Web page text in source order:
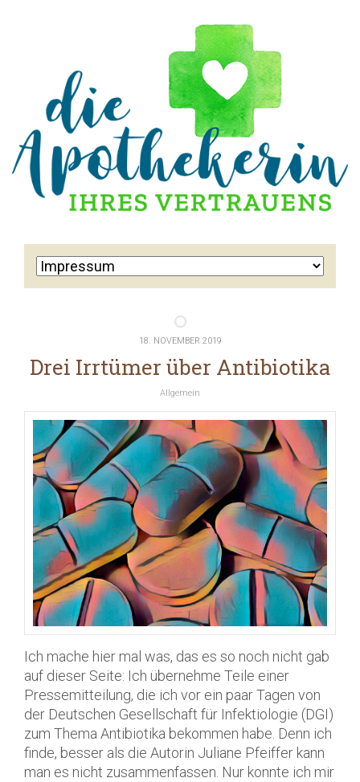
18. NOVEMBER 2019
Drei Irrtümer über Antibiotika
Allgemein
Ich mache hier mal was, das es so noch nicht gab
auf dieser Seite: Ich übernehme Teile einer
Pressemitteilung, die ich vor ein paar Tagen von
der Deutschen Gesellschaft für Infektiologie (DGI)
zum Thema Antibiotika bekommen habe. Denn ich
finde, besser als die Autorin Juliane Pfeiffer kann
man es nicht zusammenfassen. Nur konnte ich mir